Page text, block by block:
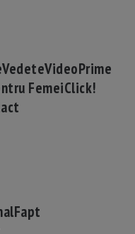
VedeteVideoPrime
FemeiClick!
Fapt